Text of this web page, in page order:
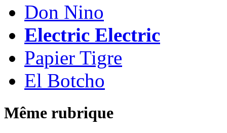
Don Nino
Electric Electric
Papier Tigre
El Botcho
Même rubrique